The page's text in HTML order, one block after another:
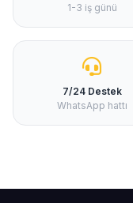
1-3 iş günü
7/24 Destek
WhatsApp hattı